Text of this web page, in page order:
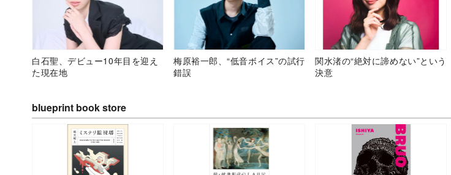
白石聖、デビュー10年目を迎え
た現在地
梅原裕一郎、“低音ボイス”の試行
錯誤
関水渚の“絶対に諦めない”という
決意
blueprint book store